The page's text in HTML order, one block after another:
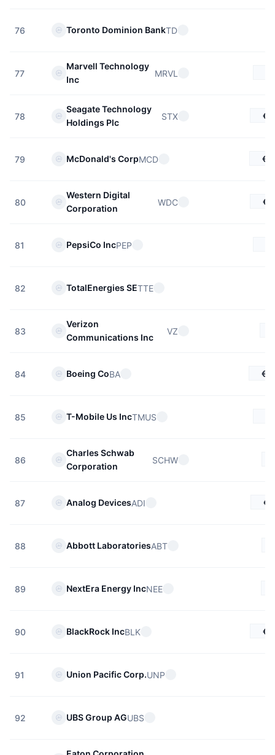
76 Toronto Dominion BankTD
77
Marvell Technology
Inc
MRVL
78
Seagate Technology
Holdings Plc
STX
79 McDonald's CorpMCD
80
Western Digital
Corporation
WDC
81 PepsiCo IncPEP
82 TotalEnergies SETTE
83
Verizon
Communications Inc
VZ
84 Boeing CoBA
85 T-Mobile Us IncTMUS
86
Charles Schwab
Corporation
SCHW
87 Analog DevicesADI
88 Abbott LaboratoriesABT
89 NextEra Energy IncNEE
90 BlackRock IncBLK
91 Union Pacific Corp.UNP
92 UBS Group AGUBS